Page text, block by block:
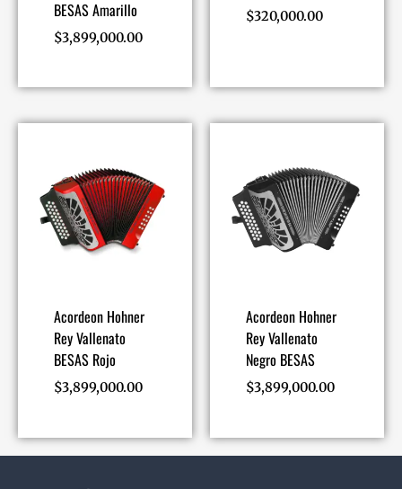
BESAS Amarillo
$3,899,000.00
$320,000.00
Acordeon Hohner
Rey Vallenato
BESAS Rojo
$3,899,000.00
Acordeon Hohner
Rey Vallenato
Negro BESAS
$3,899,000.00